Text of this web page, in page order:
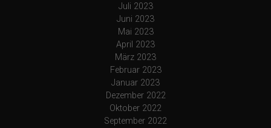
Juli 2023
Juni 2023
Mai 2023
April 2023
März 2023
Februar 2023
Januar 2023
Dezember 2022
Oktober 2022
September 2022